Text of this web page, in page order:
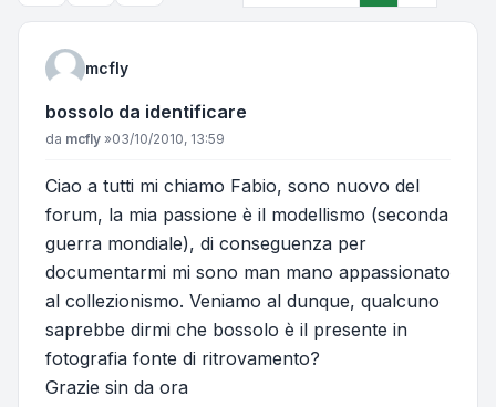
mcfly
bossolo da identificare
Messaggio
da mcfly »03/10/2010, 13:59
Ciao a tutti mi chiamo Fabio, sono nuovo del
forum, la mia passione è il modellismo (seconda
guerra mondiale), di conseguenza per
documentarmi mi sono man mano appassionato
al collezionismo. Veniamo al dunque, qualcuno
saprebbe dirmi che bossolo è il presente in
fotografia fonte di ritrovamento?
Grazie sin da ora